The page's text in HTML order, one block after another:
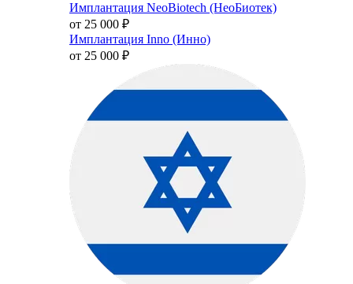
Имплантация NeoBiotech (НеоБиотек)
от 25 000 ₽
Имплантация Inno (Инно)
от 25 000 ₽